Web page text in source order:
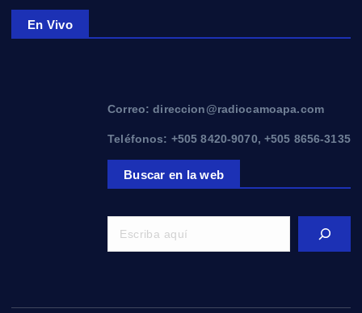
En Vivo
Correo: direccion@radiocamoapa.com
Teléfonos: +505 8420-9070, +505 8656-3135
Buscar en la web